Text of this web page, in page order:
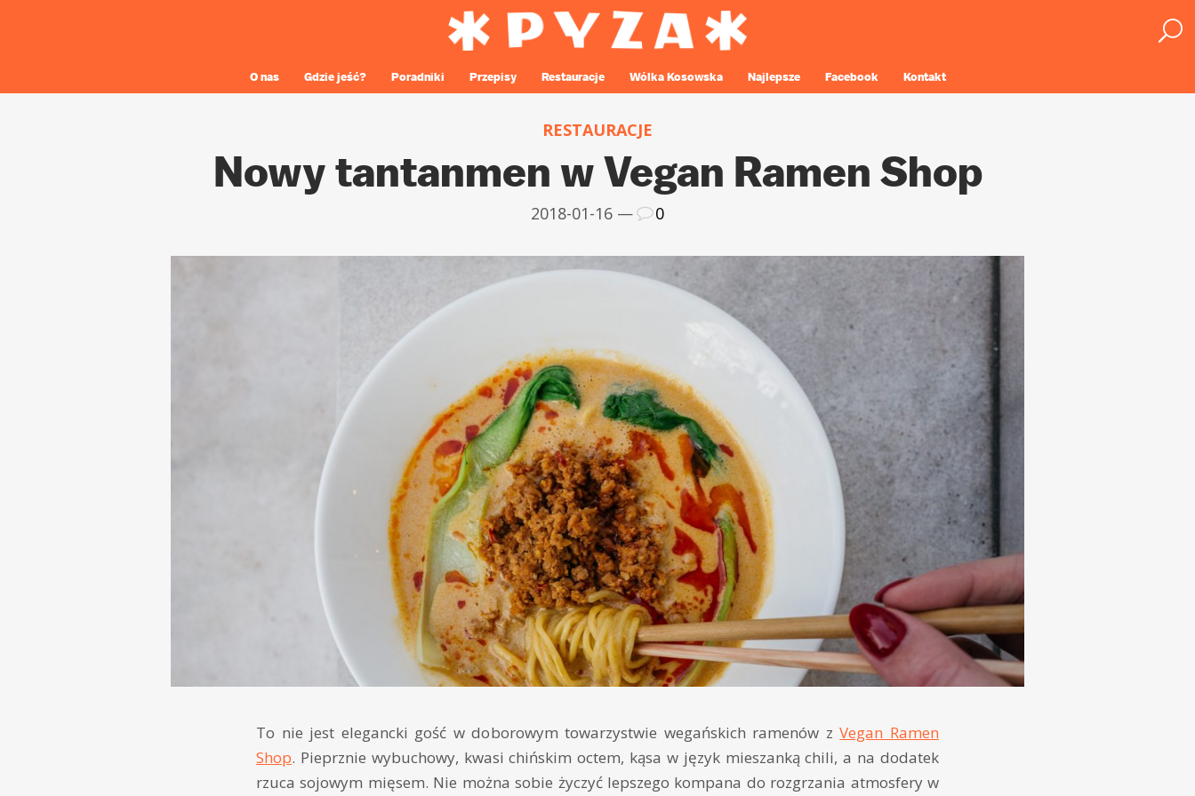
O nas Gdzie jeść? Poradniki Przepisy Restauracje Wólka Kosowska Najlepsze Facebook Kontakt
RESTAURACJE
Nowy tantanmen w Vegan Ramen Shop
2018-01-16 — 0
To nie jest elegancki gość w doborowym towarzystwie wegańskich ramenów zVegan Ramen
Shop. Pieprznie wybuchowy, kwasi chińskim octem, kąsa w język mieszanką chili, a na dodatek
rzuca sojowym mięsem. Nie można sobie życzyć lepszego kompana do rozgrzania atmosfery w